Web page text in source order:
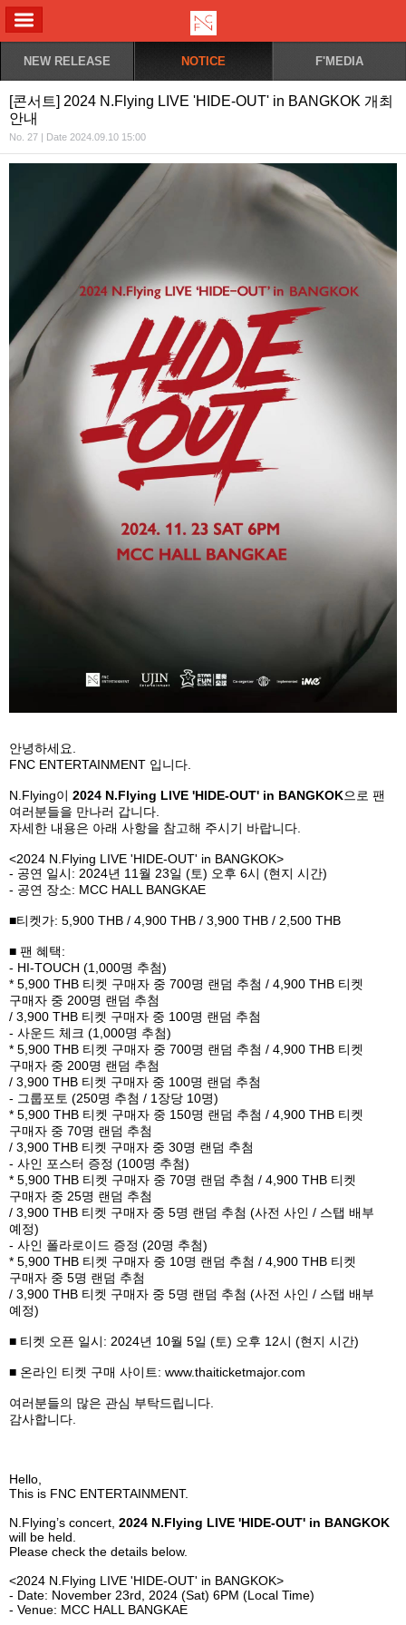
NEW RELEASE NOTICE F'MEDIA
[콘서트] 2024 N.Flying LIVE 'HIDE-OUT' in BANGKOK 개최
안내
No. 27 | Date 2024.09.10 15:00
안녕하세요
FNC ENTERTAINMENT 입니다
N.Flying이 2024 N.Flying LIVE 'HIDE-OUT' in BANGKOK으로 팬
여러분들을 만나러 갑니다
자세한 내용은 아래 사항을 참고해 주시기 바랍니다
<2024 N.Flying LIVE 'HIDE-OUT' in BANGKOK>
- 공연 일시: 2024년 11 월 23일 (토) 오후 6시 (현지 시간)
- 공연 장소: MCC HALL BANGKAE
■티켓가: 5,900 THB / 4,900 THB / 3,900 THB / 2,500 THB
■ 팬 혜택:
- HI-TOUCH (1,000명 추첨)
* 5,900 THB 티켓 구매자 중 700명 랜덤 추첨 / 4,900 THB 티켓
구매자 중 200명 랜덤 추첨
/ 3,900 THB 티켓 구매자 중 100명 랜덤 추첨
- 사운드 체크 (1,000명 추첨)
* 5,900 THB 티켓 구매자 중 700명 랜덤 추첨 / 4,900 THB 티켓
구매자 중 200명 랜덤 추첨
/ 3,900 THB 티켓 구매자 중 100명 랜덤 추첨
- 그룹포토 (250명 추첨 / 1 장당 10명)
* 5,900 THB 티켓 구매자 중 150명 랜덤 추첨 / 4,900 THB 티켓
구매자 중 70명 랜덤 추첨
/ 3,900 THB 티켓 구매자 중 30명 랜덤 추첨
- 사인 포스터 증정 (100명 추첨)
* 5,900 THB 티켓 구매자 중 70명 랜덤 추첨 / 4,900 THB 티켓
구매자 중 25명 랜덤 추첨
/ 3,900 THB 티켓 구매자 중 5명 랜덤 추첨 (사전 사인 / 스탭 배부
예정)
- 사인 폴라로이드 증정 (20명 추첨)
* 5,900 THB 티켓 구매자 중 10명 랜덤 추첨 / 4,900 THB 티켓
구매자 중 5명 랜덤 추첨
/ 3,900 THB 티켓 구매자 중 5명 랜덤 추첨 (사전 사인 / 스탭 배부
예정)
■ 티켓 오픈 일시: 2024년 10월 5일 (토) 오후 12시 (현지 시간)
■ 온라인 티켓 구매 사이트: www.thaiticketmajor.com
여러분들의 많은 관심 부탁드립니다
감사합니다
Hello,
This is FNC ENTERTAINMENT.
N.Flying’s concert, 2024 N.Flying LIVE 'HIDE-OUT' in BANGKOK
will be held.
Please check the details below.
<2024 N.Flying LIVE 'HIDE-OUT' in BANGKOK>
- Date: November 23rd, 2024 (Sat) 6PM (Local Time)
- Venue: MCC HALL BANGKAE